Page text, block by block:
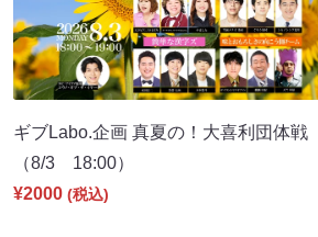
ギブLabo.企画 真夏の！大喜利団体戦
（8/3 18:00）
¥2000 (税込)